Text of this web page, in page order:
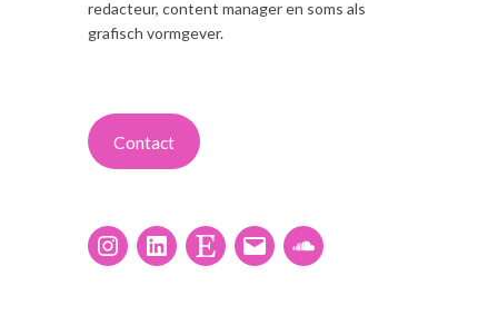
redacteur, content manager en soms als
grafisch vormgever.
Contact